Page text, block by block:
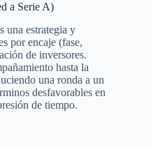
a Serie A)
una estrategia y
por encaje (fase,
de inversores.
hasta la
una ronda a un
desfavorables en
de tiempo.